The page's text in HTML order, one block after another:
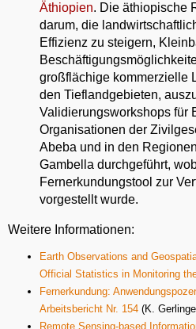
Äthiopien. Die äthiopische
darum, die
Effizienz zu steigern,
großflächige kommerzielle
den Tieflandgebieten,
Validierungsworkshops für
Organisationen der
Abeba und in den
Gambella durchgeführt,
Fernerkundungstool zur
vorgestellt wurde.
Weitere Informationen:
Earth Observations and
Official Statistics in Monitoring
Fernerkundung:
Arbeitsbericht Nr. 154 (K.
Remote Sensing-based